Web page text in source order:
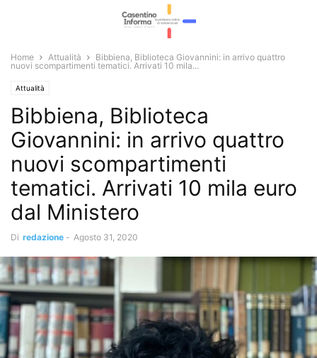
Home Attualità
Bibbiena, Biblioteca Giovannini: in arrivo quattro
nuovi scompartimenti tematici. Arrivati 10 mila...
Attualità
Bibbiena, Biblioteca
Giovannini: in arrivo quattro
nuovi scompartimenti
tematici. Arrivati 10 mila euro
dal Ministero
Di redazione - Agosto 31, 2020